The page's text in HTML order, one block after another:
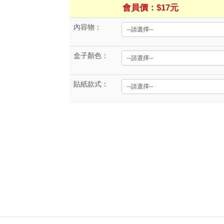
會員價：$17元
內容物：
盒子顏色：
貼紙款式：